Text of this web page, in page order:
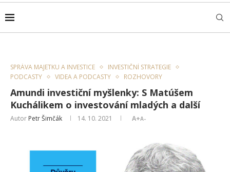
SPRÁVA MAJETKU A INVESTICE
INVESTIČNÍ STRATEGIE
PODCASTY
VIDEA A PODCASTY ROZHOVORY
Amundi investiční myšlenky: S Matúšem
Kuchálikem o investování mladých a další
Autor Petr Šimčák 14. 10. 2021 A+A-